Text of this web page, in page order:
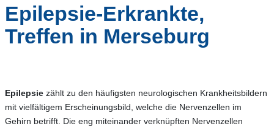
Epilepsie-Erkrankte,
Treffen in Merseburg
Epilepsie zählt zu den häufigsten neurologischen Krankheitsbildern
mit vielfältigem Erscheinungsbild, welche die Nervenzellen im
Gehirn betrifft. Die eng miteinander verknüpften Nervenzellen